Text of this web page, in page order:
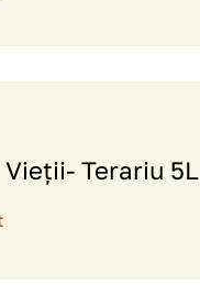
Vieții- Terariu 5L